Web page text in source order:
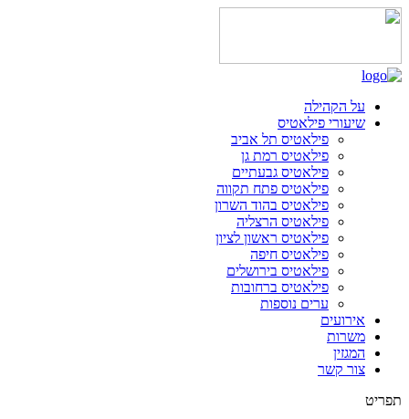
על הקהילה
שיעורי פילאטיס
פילאטיס תל אביב
פילאטיס רמת גן
פילאטיס גבעתיים
פילאטיס פתח תקווה
פילאטיס בהוד השרון
פילאטיס הרצליה
פילאטיס ראשון לציון
פילאטיס חיפה
פילאטיס בירושלים
פילאטיס ברחובות
ערים נוספות
אירועים
משרות
המגזין
צור קשר
תפריט